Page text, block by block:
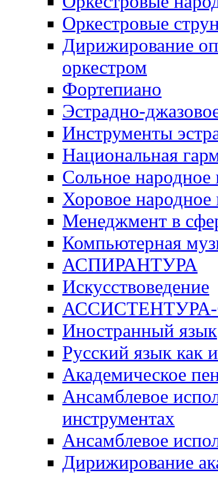
Оркестровые
Дирижирование
оркестром
Фортепиано
Эстрадно-
Инструменты
Национальная
Сольное народное
Хоровое народное
Менеджмент в
Компьютерная
АСПИРАНТУРА
Искусствоведение
Иностранный язык
Русский язык как
Академическое
Ансамблевое
инструментах
Ансамблевое
Дирижирование